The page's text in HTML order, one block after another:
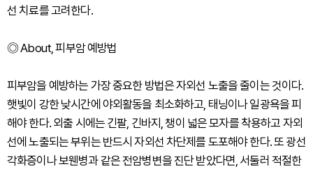
선 치료를 고려한다.
◎ About, 피부암 예방법
피부암을 예방하는 가장 중요한 방법은 자외선 노출을 줄이는 것이다.
햇빛이 강한 낮시간에 야외활동을 최소화하고, 태닝이나 일광욕을 피
해야 한다. 외출 시에는 긴팔, 긴바지, 챙이 넓은 모자를 착용하고 자외
선에 노출되는 부위는 반드시 자외선 차단제를 도포해야 한다. 또 광선
각화증이나 보웬병과 같은 전암병변을 진단 받았다면, 서둘러 적절한